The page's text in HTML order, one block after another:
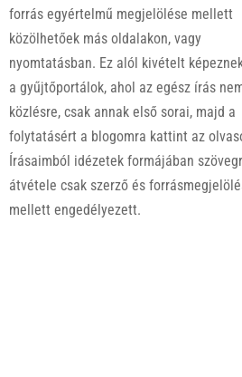
forrás egyértelmű megjelölése mellett
közölhetőek más oldalakon, vagy
nyomtatásban. Ez alól kivételt
a gyűjtőportálok, ahol az egész írás
közlésre, csak annak első sorai, majd a
folytatásért a blogomra kattint az
Írásaimból idézetek formájában
átvétele csak szerző és
mellett engedélyezett.